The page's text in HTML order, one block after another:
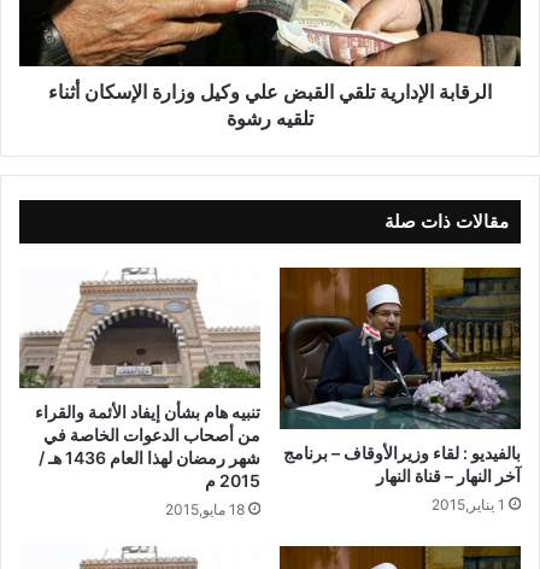
الرقابة الإدارية تلقي القبض علي وكيل وزارة الإسكان أثناء
تلقيه رشوة
مقالات ذات صلة
بالفيديو : لقاء وزيرالأوقاف – برنامج
آخر النهار – قناة النهار
1 يناير,2015
تنبيه هام بشأن إيفاد الأئمة والقراء
من أصحاب الدعوات الخاصة في
شهر رمضان لهذا العام 1436 هـ /
2015 م
18 مايو,2015